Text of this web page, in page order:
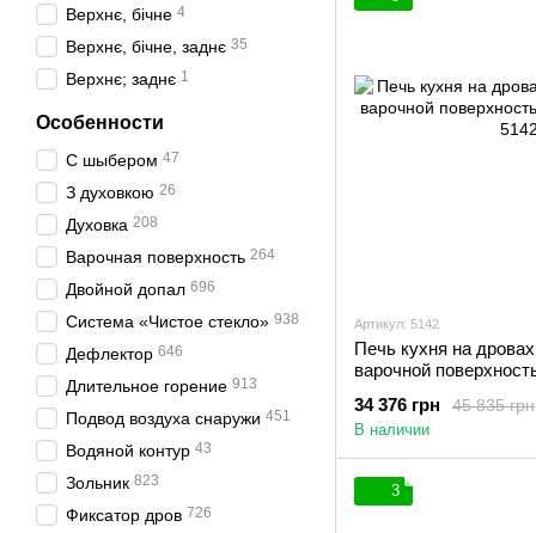
Артикул: 5142
Печь кухня на
варочной
45 835 грн
34 376 грн
В наличии
3
Верхнє, бічне 4
Верхнє, бічне, заднє 35
Верхнє; заднє 1
Особенности
С шыбером 47
З духовкою 26
Духовка 208
Варочная поверхность 264
Двойной допал 696
Система «Чистое стекло» 938
Дефлектор 646
Длительное горение 913
Подвод воздуха снаружи 451
Водяной контур 43
Зольник 823
Фиксатор дров 726